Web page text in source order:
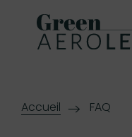
Accueil FAQ